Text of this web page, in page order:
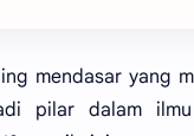
mendasar yang
pilar dalam